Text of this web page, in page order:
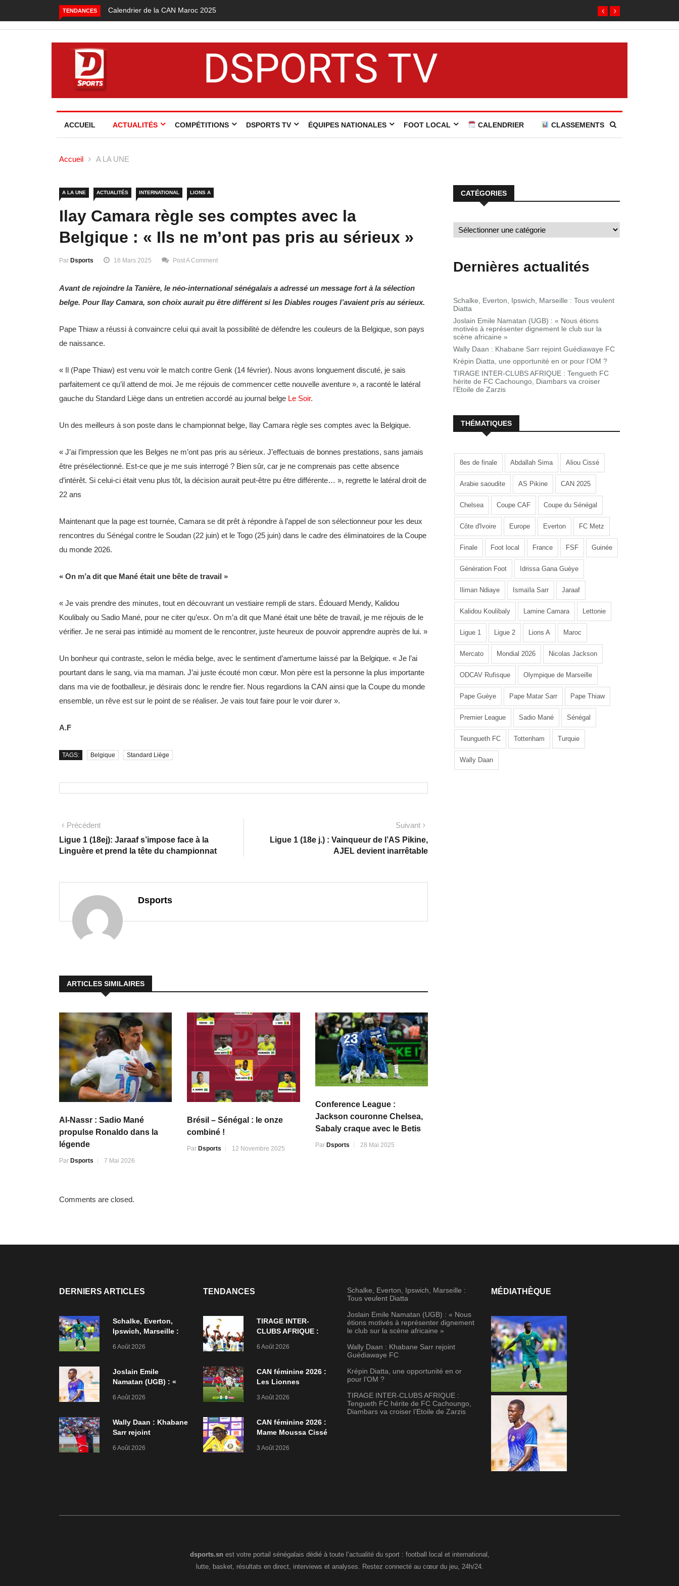
TENDANCES
Calendrier de la CAN Maroc 2025 Foot local : les lauréats de la
saison 2024-2025
DSPORTS TV
ACCUEIL ACTUALITÉS COMPÉTITIONS DSPORTS TV ÉQUIPES NATIONALES FOOT LOCAL CALENDRIER CLASSEMENTS
Accueil A LA UNE
A LA UNE ACTUALITÉS INTERNATIONAL LIONS A
Ilay Camara règle ses comptes avec la
Belgique : « Ils ne m’ont pas pris au sérieux »
Par Dsports 16 Mars 2025 Post A Comment
Avant de rejoindre la Tanière, le néo-international sénégalais a adressé un message fort à la sélection
belge. Pour Ilay Camara, son choix aurait pu être différent si les Diables rouges l’avaient pris au sérieux.
Pape Thiaw a réussi à convaincre celui qui avait la possibilité de défendre les couleurs de la Belgique, son pays
de naissance.
« Il (Pape Thiaw) est venu voir le match contre Genk (14 février). Nous avons longuement discuté, je sais
parfaitement ce qu’il attend de moi. Je me réjouis de commencer cette nouvelle aventure », a raconté le latéral
gauche du Standard Liège dans un entretien accordé au journal belge Le Soir.
Un des meilleurs à son poste dans le championnat belge, Ilay Camara règle ses comptes avec la Belgique.
« J’ai l’impression que les Belges ne m’ont pas pris au sérieux. J’effectuais de bonnes prestations, sans jamais
être présélectionné. Est-ce que je me suis interrogé ? Bien sûr, car je ne comprenais pas cette absence
d’intérêt. Si celui-ci était venu plus tôt, la décision aurait peut-être pu être différente… », regrette le latéral droit de
22 ans
Maintenant que la page est tournée, Camara se dit prêt à répondre à l’appel de son sélectionneur pour les deux
rencontres du Sénégal contre le Soudan (22 juin) et le Togo (25 juin) dans le cadre des éliminatoires de la Coupe
du monde 2026.
« On m’a dit que Mané était une bête de travail »
« Je vais prendre des minutes, tout en découvrant un vestiaire rempli de stars. Édouard Mendy, Kalidou
Koulibaly ou Sadio Mané, pour ne citer qu’eux. On m’a dit que Mané était une bête de travail, je me réjouis de le
vérifier. Je ne serai pas intimidé au moment de le rencontrer, juste heureux de pouvoir apprendre auprès de lui. »
Un bonheur qui contraste, selon le média belge, avec le sentiment d’amertume laissé par la Belgique. « Je l’ai
pourtant dans le sang, via ma maman. J’ai juste écouté mon cœur. Mon père est la personne la plus importante
dans ma vie de footballeur, je désirais donc le rendre fier. Nous regardions la CAN ainsi que la Coupe du monde
ensemble, un rêve est sur le point de se réaliser. Je vais tout faire pour le voir durer ».
A.F
TAGS: Belgique Standard Liège
Précédent
Ligue 1 (18ej): Jaraaf s’impose face à la
Linguère et prend la tête du championnat
Suivant
Ligue 1 (18e j.) : Vainqueur de l’AS Pikine,
AJEL devient inarrêtable
Dsports
ARTICLES SIMILAIRES
Al-Nassr : Sadio Mané
propulse Ronaldo dans la
légende
Par Dsports 7 Mai 2026
Brésil – Sénégal : le onze
combiné !
Par Dsports 12 Novembre 2025
Conference League :
Jackson couronne Chelsea,
Sabaly craque avec le Betis
Par Dsports 28 Mai 2025
Comments are closed.
CATÉGORIES
Dernières actualités
Schalke, Everton, Ipswich, Marseille : Tous veulent
Diatta
Joslain Emile Namatan (UGB) : « Nous étions
motivés à représenter dignement le club sur la
scène africaine »
Wally Daan : Khabane Sarr rejoint Guédiawaye FC
Krépin Diatta, une opportunité en or pour l’OM ?
TIRAGE INTER-CLUBS AFRIQUE : Tengueth FC
hérite de FC Cachoungo, Diambars va croiser
l’Etoile de Zarzis
THÉMATIQUES
8es de finale Abdallah Sima Aliou Cissé
Arabie saoudite AS Pikine CAN 2025
Chelsea Coupe CAF Coupe du Sénégal
Côte d'Ivoire Europe Everton FC Metz
Finale Foot local France FSF Guinée
Génération Foot Idrissa Gana Guèye
Iliman Ndiaye Ismaïla Sarr Jaraaf
Kalidou Koulibaly Lamine Camara Lettonie
Ligue 1 Ligue 2 Lions A Maroc
Mercato Mondial 2026 Nicolas Jackson
ODCAV Rufisque Olympique de Marseille
Pape Guèye Pape Matar Sarr Pape Thiaw
Premier League Sadio Mané Sénégal
Teungueth FC Tottenham Turquie
Wally Daan
DERNIERS ARTICLES
Schalke, Everton,
Ipswich, Marseille :
6 Août 2026
Joslain Emile
Namatan (UGB) : «
à représenter
la scène africaine »
6 Août 2026
Wally Daan : Khabane
Sarr rejoint
6 Août 2026
TENDANCES
TIRAGE INTER-
CLUBS AFRIQUE :
de FC Cachoungo,
l’Etoile de Zarzis
6 Août 2026
CAN féminine 2026 :
Les Lionnes
premier tour
3 Août 2026
CAN féminine 2026 :
Mame Moussa Cissé
après l’élimination
3 Août 2026
Schalke, Everton, Ipswich, Marseille :
Tous veulent Diatta
Joslain Emile Namatan (UGB) : « Nous
étions motivés à représenter dignement
le club sur la scène africaine »
Wally Daan : Khabane Sarr rejoint
Guédiawaye FC
Krépin Diatta, une opportunité en or
pour l’OM ?
TIRAGE INTER-CLUBS AFRIQUE :
Tengueth FC hérite de FC Cachoungo,
Diambars va croiser l’Etoile de Zarzis
MÉDIATHÈQUE
dsports.sn est votre portail sénégalais dédié à toute l’actualité du sport : football local et international,
lutte, basket, résultats en direct, interviews et analyses. Restez connecté au cœur du jeu, 24h/24.